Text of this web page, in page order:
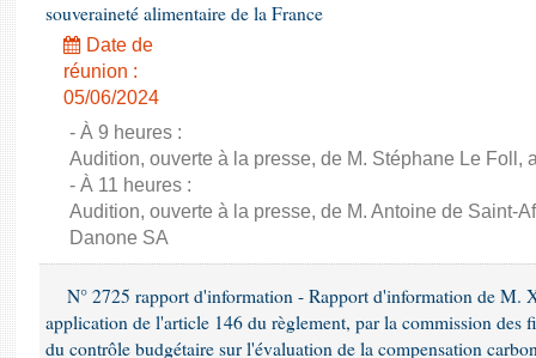
souveraineté alimentaire de la France
Date de
réunion :
05/06/2024
- À 9 heures :
Audition, ouverte à la presse, de M. Stéphane Le Foll,
- À 11 heures :
Audition, ouverte à la presse, de M. Antoine de Saint-
Danone SA
N° 2725 rapport d'information - Rapport d'information de M.
application de l'article 146 du règlement, par la commission des
du contrôle budgétaire sur l'évaluation de la compensation